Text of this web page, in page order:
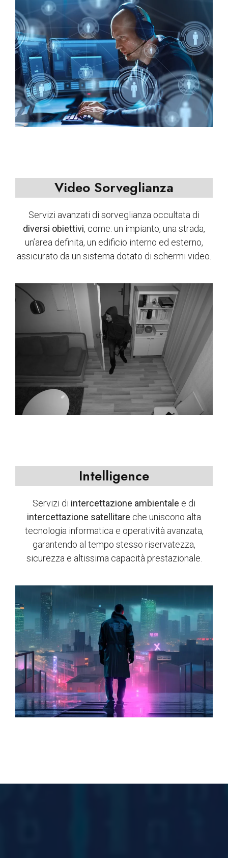
Video Sorveglianza
Servizi avanzati di sorveglianza occultata di
diversi obiettivi, come: un impianto, una strada,
un’area definita, un edificio interno ed esterno,
assicurato da un sistema dotato di schermi video.
Intelligence
Servizi di intercettazione ambientale e di
intercettazione satellitare che uniscono alta
tecnologia informatica e operatività avanzata,
garantendo al tempo stesso riservatezza,
sicurezza e altissima capacità prestazionale.